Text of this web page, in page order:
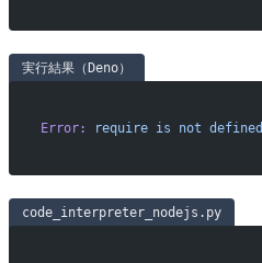
実行結果（Deno）
Error: require is not defined
code_interpreter_nodejs.py